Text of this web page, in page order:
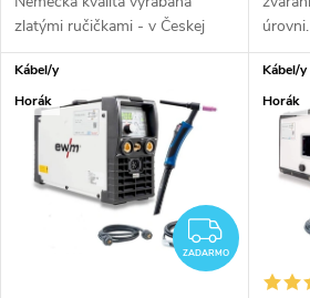
zlatými ručičkami - v Českej
republike....
Kábel/y
Horák
ZADARMO
Kábel/y
Horák